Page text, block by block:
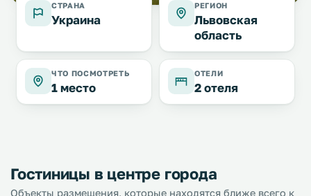
СТРАНА
Украина
РЕГИОН
Львовская
область
ЧТО ПОСМОТРЕТЬ
1 место
ОТЕЛИ
2 отеля
Гостиницы в центре города
Объекты размещения, которые находятся ближе всего к